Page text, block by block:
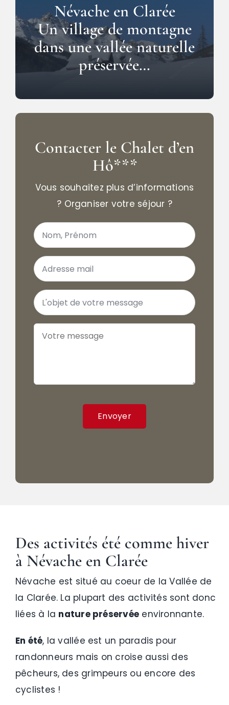
Névache en Clarée
Un village de montagne
dans une vallée naturelle
préservée…
Contacter le Chalet d’en
Hô***
Vous souhaitez plus d’informations
? Organiser votre séjour ?
Envoyer
Des activités été comme hiver
à Névache en Clarée
Névache est situé au coeur de la Vallée de
la Clarée. La plupart des activités sont donc
liées à la nature préservée environnante.
En été, la vallée est un paradis pour
randonneurs mais on croise aussi des
pêcheurs, des grimpeurs ou encore des
cyclistes !